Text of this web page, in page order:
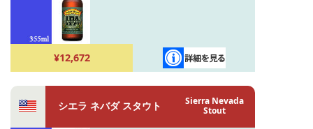
¥12,672
シエラ ネバダ スタウト
Sierra Nevada
Stout